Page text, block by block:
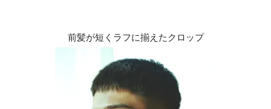
前髪が短くラフに揃えたクロップ